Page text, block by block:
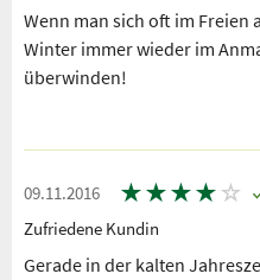
Wenn man sich oft im
Winter immer wieder im
überwinden!
09.11.2016 ★★★★ ☆
Zufriedene Kundin
Gerade in der kalten